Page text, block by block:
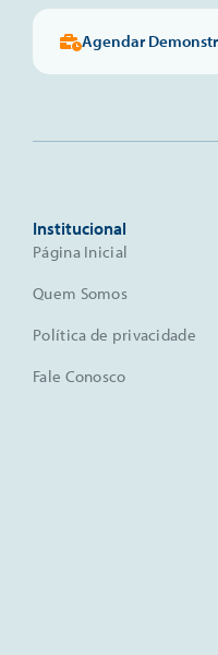
Agendar
Institucional
Página Inicial
Quem Somos
Política de privacidade
Fale Conosco